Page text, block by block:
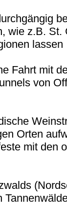
wie z.B.
Fahrt mit
von
Orten
mit den